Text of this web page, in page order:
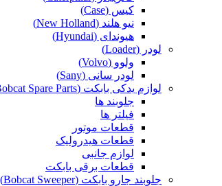
کیس (Case)
نیو هلند (New Holland)
هیوندای (Hyundai)
لودر (Loader)
ولوو (Volvo)
لودر سانی (Sany)
لوازم یدکی بابکت (Bobcat Spare Parts)
جلوبند ها
فیلتر ها
قطعات موتور
قطعات هیدرولیک
لوازم جانبی
قطعات برقی بابکت
جلوبند جارو بابکت (Bobcat Sweeper)